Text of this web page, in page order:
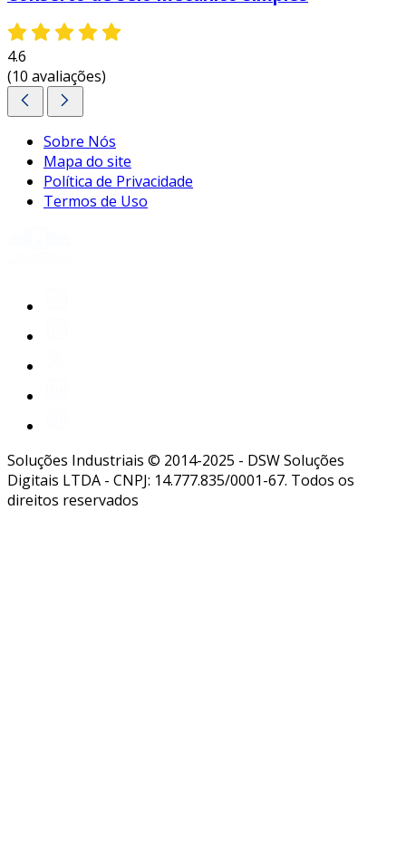
4.6
(10 avaliações)
Sobre Nós
Mapa do site
Política de Privacidade
Termos de Uso
Soluções Industriais © 2014-2025 - DSW Soluções
Digitais LTDA - CNPJ: 14.777.835/0001-67. Todos os
direitos reservados